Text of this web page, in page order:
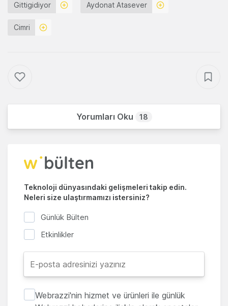
Gittigidiyor Aydonat Atasever
Cimri
Yorumları Oku 18
Teknoloji dünyasındaki gelişmeleri takip edin.
Neleri size ulaştırmamızı istersiniz?
Günlük Bülten
Etkinlikler
Webrazzi'nin hizmet ve ürünleri ile günlük